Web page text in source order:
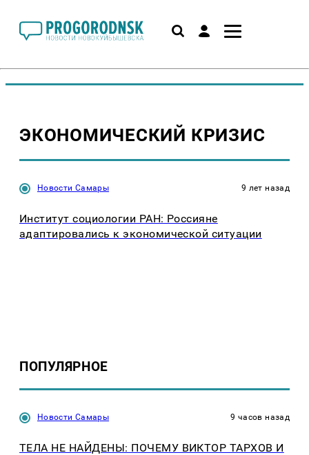
ЭКОНОМИЧЕСКИЙ КРИЗИС
Новости Самары 9 лет назад
Институт социологии РАН: Россияне
адаптировались к экономической ситуации
ПОПУЛЯРНОЕ
Новости Самары 9 часов назад
ТЕЛА НЕ НАЙДЕНЫ: ПОЧЕМУ ВИКТОР ТАРХОВ И